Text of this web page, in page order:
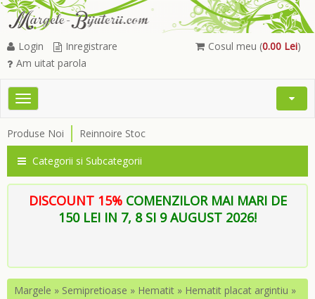
Cosul meu (0.00 Lei)
Login
Inregistrare
Am uitat parola
Toggle
Open
Produse Noi Reinnoire Stoc
Categorii si Subcategorii
DISCOUNT 15% COMENZILOR MAI MARI DE
150 LEI IN 7, 8 SI 9 AUGUST 2026!
Margele » Semipretioase » Hematit » Hematit placat argintiu »